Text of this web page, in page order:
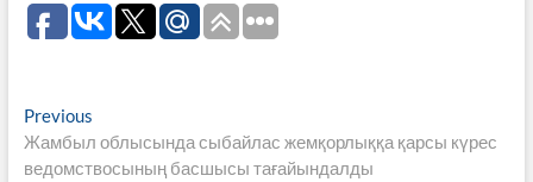
Навигация
по
PreviousPrevious
post:
Жамбыл облысында сыбайлас жемқорлыққа қарсы күрес
ведомствосының басшысы тағайындалды